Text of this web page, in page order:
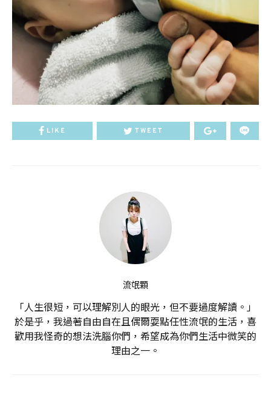
LIKE TWEET
流氓顆
「人生很短，可以理解別人的眼光，但不要過度解讀。」
於是乎，我過著自由自在且偶爾耍點任性流氓的生活，喜
歡用我怪奇的想法洗腦你們，希望成為你們生活中微笑的
理由之一。